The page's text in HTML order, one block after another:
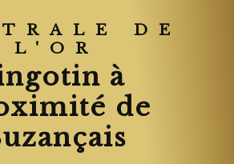
DE
L'OR
à
de